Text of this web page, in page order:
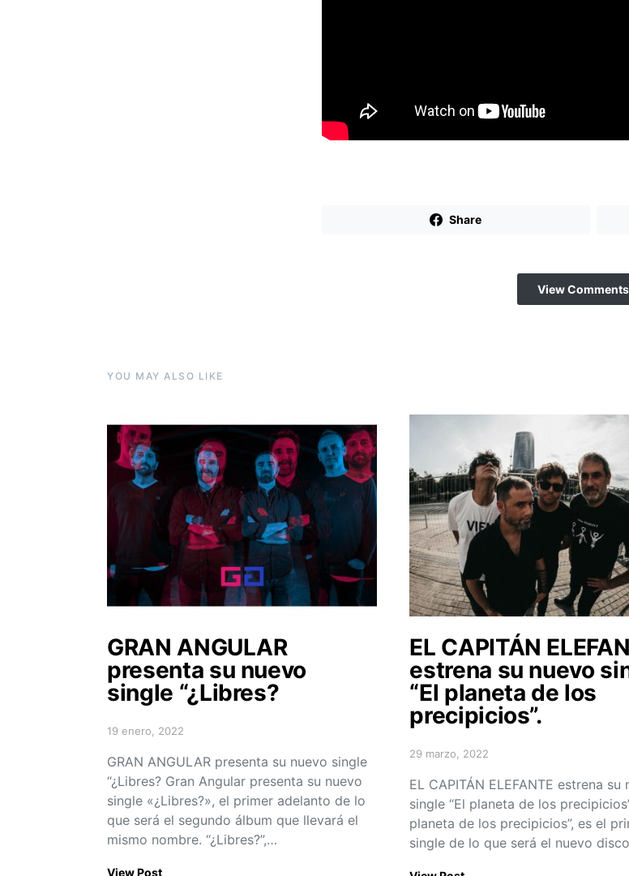
Share
View
YOU MAY ALSO LIKE
GRAN ANGULAR
presenta su nuevo
single “¿Libres?
Posted on
19 enero, 2022
GRAN ANGULAR presenta su nuevo single
“¿Libres? Gran Angular presenta su nuevo
single «¿Libres?», el primer adelanto de lo
que será el segundo álbum que llevará el
mismo nombre. “¿Libres?”,…
View Post
EL CAPITÁN
estrena su nuevo
“El planeta de los
precipicios”.
Posted on
29 marzo, 2022
EL CAPITÁN ELEFANTE estrena su
single “El planeta de los
planeta de los precipicios”, es el
single de lo que será el nuevo